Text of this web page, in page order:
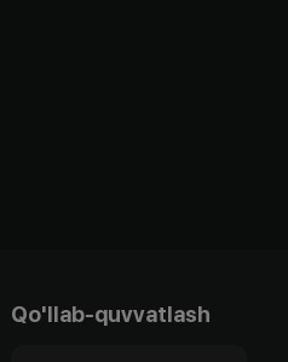
Qo'llab-quvvatlash